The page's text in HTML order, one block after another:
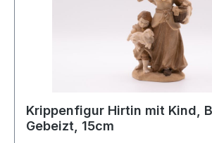
Krippenfigur Hirtin mit Kind,
Gebeizt, 15cm